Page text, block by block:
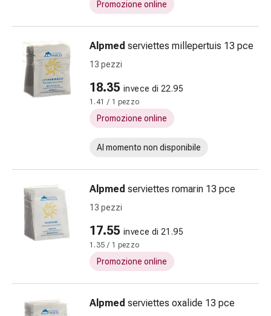
cutanee
naturali
Trattamento
Gemmoterapia
Schüssler
Prodotti
spagirici
Medicine
antroposofiche
vescica
Promozione online
Alpmed serviettes millepertuis 13 pce
13 pezzi
18.35 invece di 22.95
1.41 / 1 pezzo
Promozione online
Al momento non disponibile
Alpmed serviettes romarin 13 pce
13 pezzi
17.55 invece di 21.95
1.35 / 1 pezzo
Promozione online
Alpmed serviettes oxalide 13 pce